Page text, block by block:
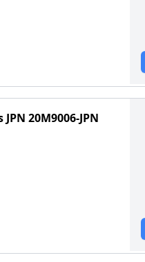
JPN 20M9006-JPN